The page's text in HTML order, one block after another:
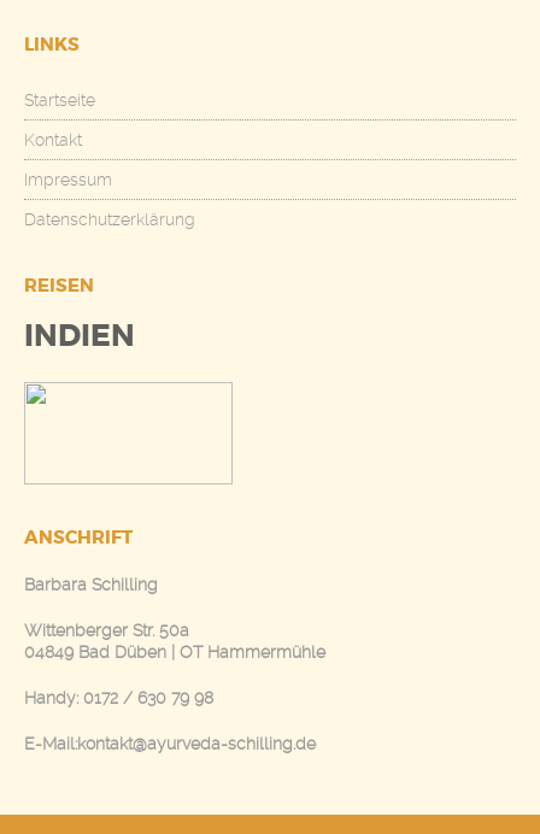
LINKS
Startseite
Kontakt
Impressum
Datenschutzerklärung
REISEN
INDIEN
ANSCHRIFT
Barbara Schilling
Wittenberger Str. 50a
04849 Bad Düben | OT Hammermühle
Handy: 0172 / 630 79 98
E-Mail:kontakt@ayurveda-schilling.de